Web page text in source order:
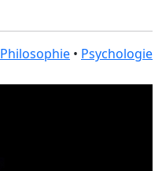
Philosophie • Psychologie